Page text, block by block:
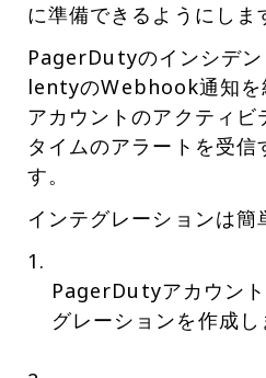
に準備できるようにしま
PagerDutyのインシデ
lentyのWebhook通知
アカウントのアクティ
タイムのアラートを受信
す。
インテグレーションは簡
PagerDutyアカウン
グレーションを作成し